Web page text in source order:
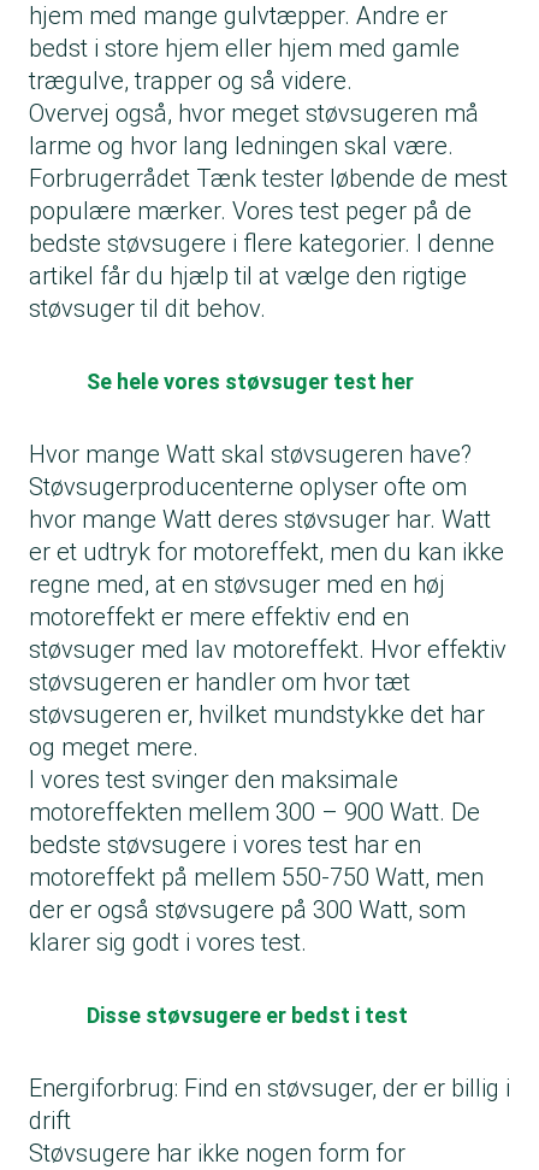
hjem med mange gulvtæpper. Andre er
bedst i store hjem eller hjem med gamle
trægulve, trapper og så videre.
Overvej også, hvor meget støvsugeren må
larme og hvor lang ledningen skal være.
Forbrugerrådet Tænk tester løbende de mest
populære mærker. Vores test peger på de
bedste støvsugere i flere kategorier. I denne
artikel får du hjælp til at vælge den rigtige
støvsuger til dit behov.
Se hele vores støvsuger test her
Hvor mange Watt skal støvsugeren have?
Støvsugerproducenterne oplyser ofte om
hvor mange Watt deres støvsuger har. Watt
er et udtryk for motoreffekt, men du kan ikke
regne med, at en støvsuger med en høj
motoreffekt er mere effektiv end en
støvsuger med lav motoreffekt. Hvor effektiv
støvsugeren er handler om hvor tæt
støvsugeren er, hvilket mundstykke det har
og meget mere.
I vores test svinger den maksimale
motoreffekten mellem 300 – 900 Watt. De
bedste støvsugere i vores test har en
motoreffekt på mellem 550-750 Watt, men
der er også støvsugere på 300 Watt, som
klarer sig godt i vores test.
Disse støvsugere er bedst i test
Energiforbrug: Find en støvsuger, der er billig i
drift
Støvsugere har ikke nogen form for